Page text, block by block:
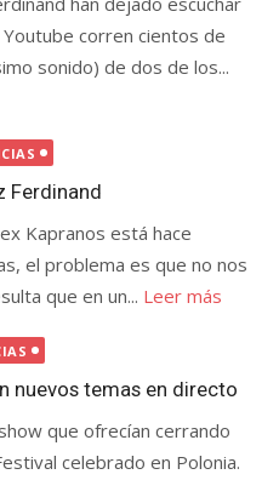
corren cientos de
sonido) de dos de los...
Ferdinand
Kapranos está hace
el problema es que no nos
que en un... Leer más
nuevos temas en directo
que ofrecían cerrando
celebrado en Polonia.